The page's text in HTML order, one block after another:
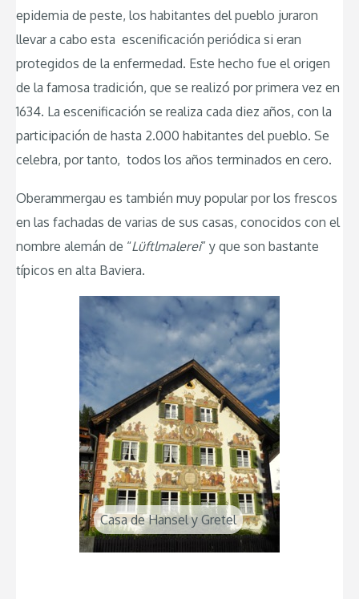
epidemia de peste, los habitantes del pueblo juraron
llevar a cabo esta escenificación periódica si eran
protegidos de la enfermedad. Este hecho fue el origen
de la famosa tradición, que se realizó por primera vez en
1634. La escenificación se realiza cada diez años, con la
participación de hasta 2.000 habitantes del pueblo. Se
celebra, por tanto, todos los años terminados en cero.
Oberammergau es también muy popular por los frescos
en las fachadas de varias de sus casas, conocidos con el
nombre alemán de “Lüftlmalerei” y que son bastante
típicos en alta Baviera.
Casa de Hansel y Gretel